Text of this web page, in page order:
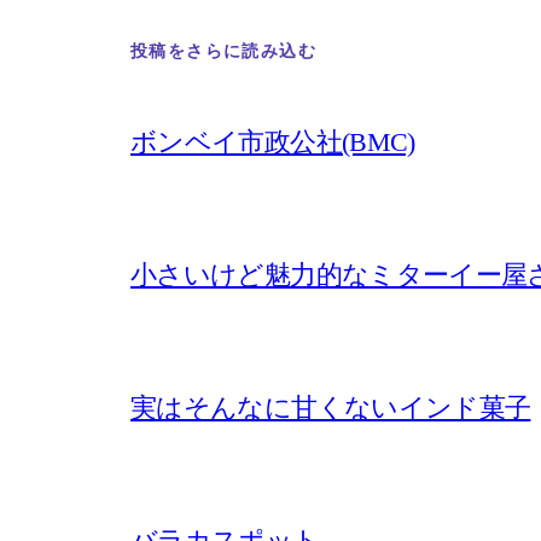
投稿をさらに読み込む
ボンベイ市政公社(BMC)
小さいけど魅力的なミターイー屋
実はそんなに甘くないインド菓子